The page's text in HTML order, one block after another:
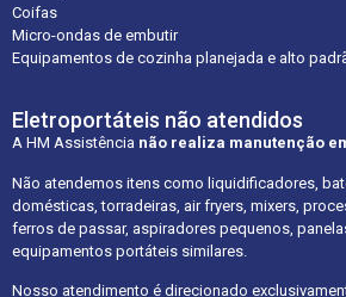
Coifas
Micro-ondas de embutir
Equipamentos de cozinha planejada e alto
Eletroportáteis não atendidos
A HM Assistência não realiza manutenção
Não atendemos itens como liquidificadores,
domésticas, torradeiras, air fryers, mixers,
ferros de passar, aspiradores pequenos,
equipamentos portáteis similares.
Nosso atendimento é direcionado